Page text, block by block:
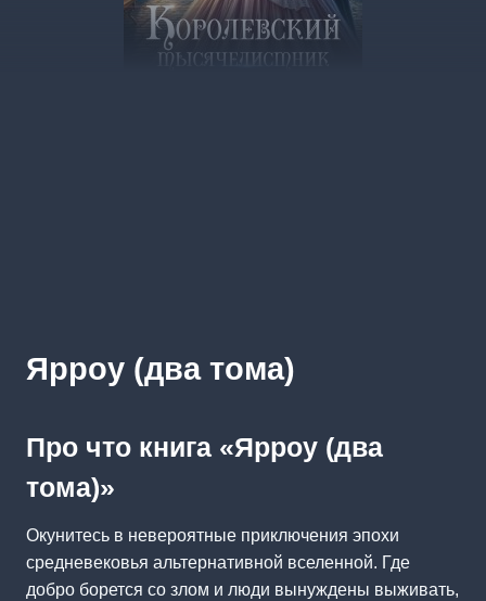
Ярроу (два тома)
Про что книга «Ярроу (два
тома)»
Окунитесь в невероятные приключения эпохи
средневековья альтернативной вселенной. Где
добро борется со злом и люди вынуждены выживать,